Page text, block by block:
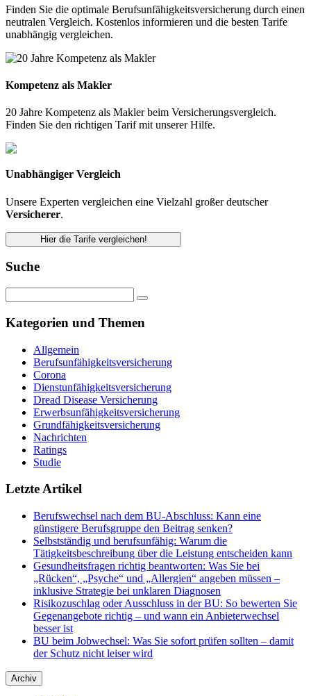
Finden Sie die optimale Berufsunfähigkeitsversicherung durch einen
neutralen Vergleich. Kostenlos informieren und die besten Tarife
unabhängig vergleichen.
Kompetenz als Makler
20 Jahre Kompetenz als Makler beim Versicherungsvergleich.
Finden Sie den richtigen Tarif mit unserer Hilfe.
Unabhängiger Vergleich
Unsere Experten vergleichen eine Vielzahl großer deutscher
Versicherer.
Hier die Tarife vergleichen!
Suche
Kategorien und Themen
Allgemein
Berufsunfähigkeitsversicherung
Corona
Dienstunfähigkeitsversicherung
Dread Disease Versicherung
Erwerbsunfähigkeitsversicherung
Grundfähigkeitsversicherung
Nachrichten
Ratings
Studie
Letzte Artikel
Berufswechsel nach dem BU-Abschluss: Kann eine
günstigere Berufsgruppe den Beitrag senken?
Selbstständig und berufsunfähig: Warum die
Tätigkeitsbeschreibung über die Leistung entscheiden kann
Gesundheitsfragen richtig beantworten: Was Sie bei
„Rücken“, „Psyche“ und „Allergien“ angeben müssen –
inklusive Strategie bei unklaren Diagnosen
Risikozuschlag oder Ausschluss in der BU: So bewerten Sie
Gegenangebote richtig – und wann ein Anbieterwechsel
besser ist
BU beim Jobwechsel: Was Sie sofort prüfen sollten – damit
der Schutz nicht leiser wird
Archiv